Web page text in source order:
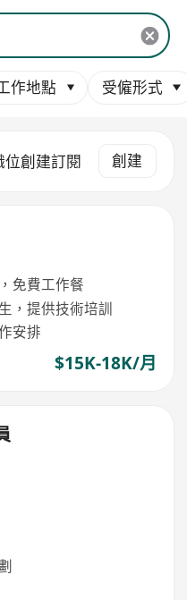
作地點 受僱形式
創建訂閱 創建
免費工作餐
，提供技術培訓
安排
$15K-18K/月